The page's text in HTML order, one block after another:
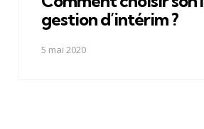
gestion d’intérim ?
5 mai 2020